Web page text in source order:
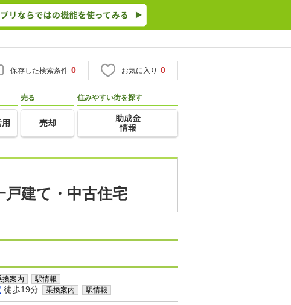
保存した検索条件 0 お気に入り 0
売る
売却
住みやすい街を探す
助成金
情報
戸建て・中古住宅
換案内 駅情報
徒歩19分 乗換案内 駅情報